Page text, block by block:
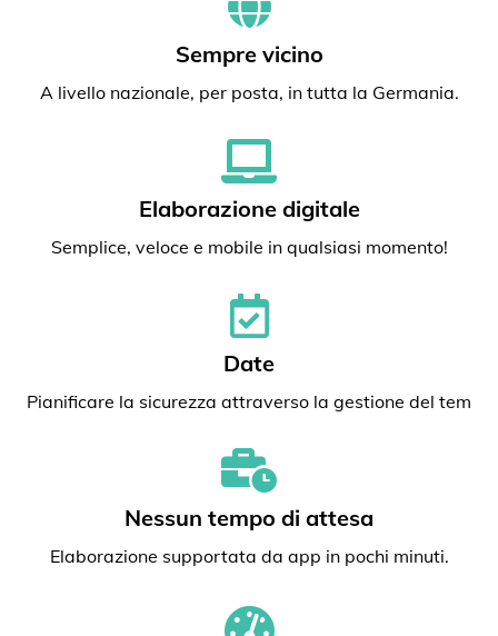
Sempre vicino
A livello nazionale, per posta, in tutta la Germania.
Elaborazione digitale
Semplice, veloce e mobile in qualsiasi momento!
Date
Pianificare la sicurezza attraverso la gestione del tem
Nessun tempo di attesa
Elaborazione supportata da app in pochi minuti.